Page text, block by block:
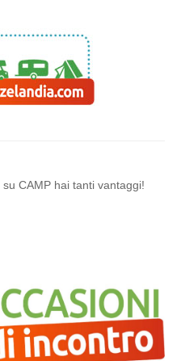
su CAMP hai tanti vantaggi!